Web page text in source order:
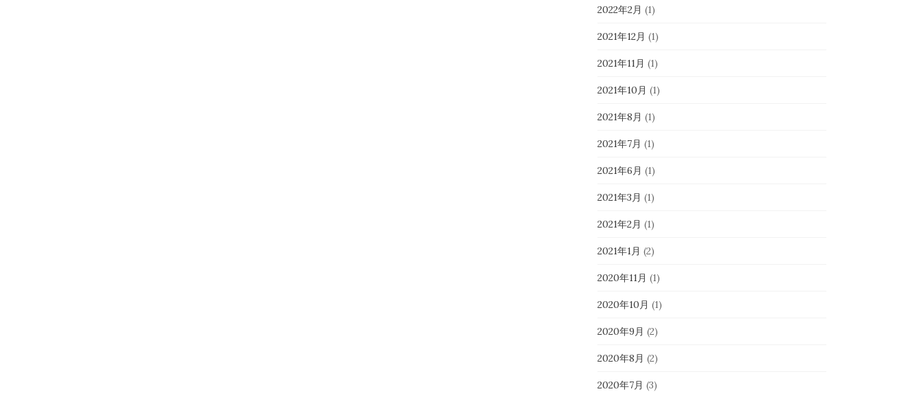
2022年2月 (1)
2021年12月 (1)
2021年11月 (1)
2021年10月 (1)
2021年8月 (1)
2021年7月 (1)
2021年6月 (1)
2021年3月 (1)
2021年2月 (1)
2021年1月 (2)
2020年11月 (1)
2020年10月 (1)
2020年9月 (2)
2020年8月 (2)
2020年7月 (3)